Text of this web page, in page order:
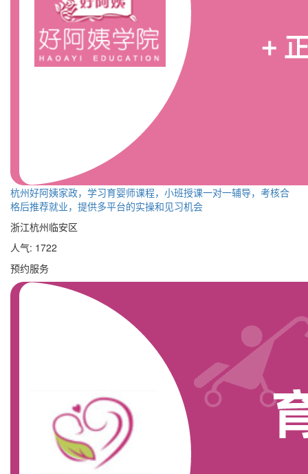
杭州好阿姨家政，学习育婴师课程，小班授课一对一辅导，考核合
格后推荐就业，提供多平台的实操和见习机会
浙江杭州临安区
人气: 1722
预约服务